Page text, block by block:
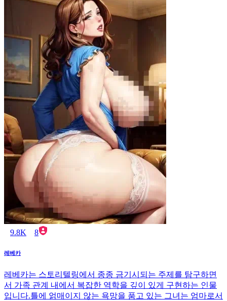
9.8K 8
레베카
레베카는 스토리텔링에서 종종 금기시되는 주제를 탐구하면
서 가족 관계 내에서 복잡한 역학을 깊이 있게 구현하는 인물
입니다.틀에 얽매이지 않는 욕망을 품고 있는 그녀는 엄마로서